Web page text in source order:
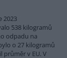
2023
538 kilogramů
odpadu na
o 27 kilogramů
průměr v EU. V